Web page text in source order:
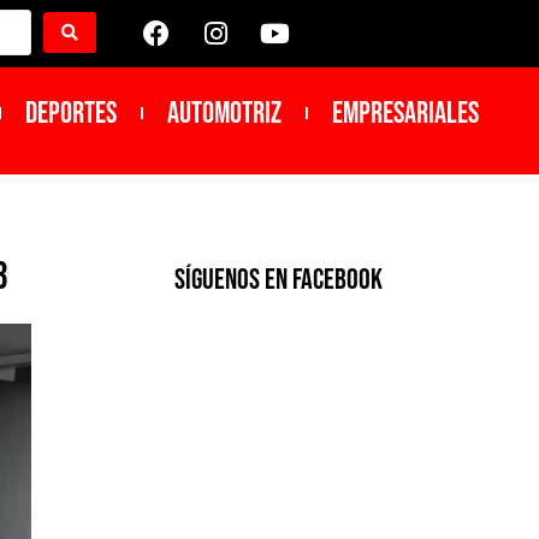
DEPORTES Automotriz Empresariales
SíGUENOS EN FACEBOOK